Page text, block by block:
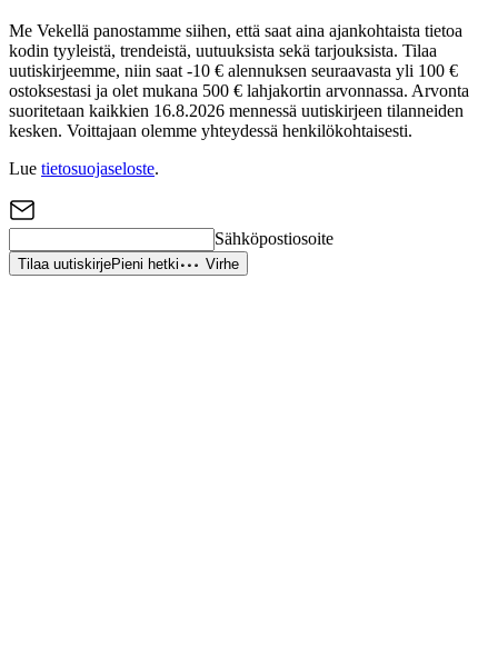
Me Vekellä panostamme siihen, että saat aina ajankohtaista tietoa
kodin tyyleistä, trendeistä, uutuuksista sekä tarjouksista. Tilaa
uutiskirjeemme, niin saat -10 € alennuksen seuraavasta yli 100 €
ostoksestasi ja olet mukana 500 € lahjakortin arvonnassa. Arvonta
suoritetaan kaikkien 16.8.2026 mennessä uutiskirjeen tilanneiden
kesken. Voittajaan olemme yhteydessä henkilökohtaisesti.
Lue tietosuojaseloste.
Sähköpostiosoite
Tilaa uutiskirjePieni hetki Virhe